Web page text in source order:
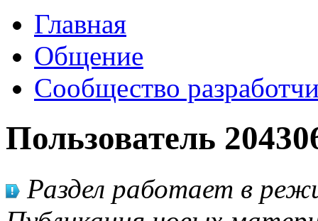
Главная
Общение
Сообщество
Пользователь
Раздел работает в